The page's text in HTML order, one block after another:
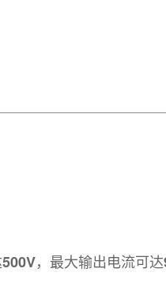
500V，最大输出电流可达